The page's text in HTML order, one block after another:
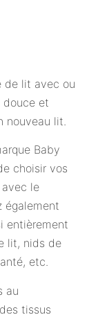
de lit avec ou
douce et
nouveau lit.
Baby
choisir vos
le
également
entièrement
lit, nids de
etc.
au
tissus